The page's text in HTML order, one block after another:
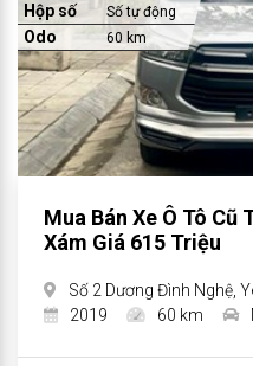
Hộp số Số tự động
Odo 60 km
Mua Bán Xe Ô Tô Cũ
Xám Giá 615 Triệu
Số 2 Dương Đình Nghệ,
2019
60 km